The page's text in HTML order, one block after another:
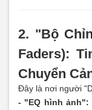
2. "Bộ
Faders):
Chuyển
Đây là nơi người
- "EQ hình ảnh":